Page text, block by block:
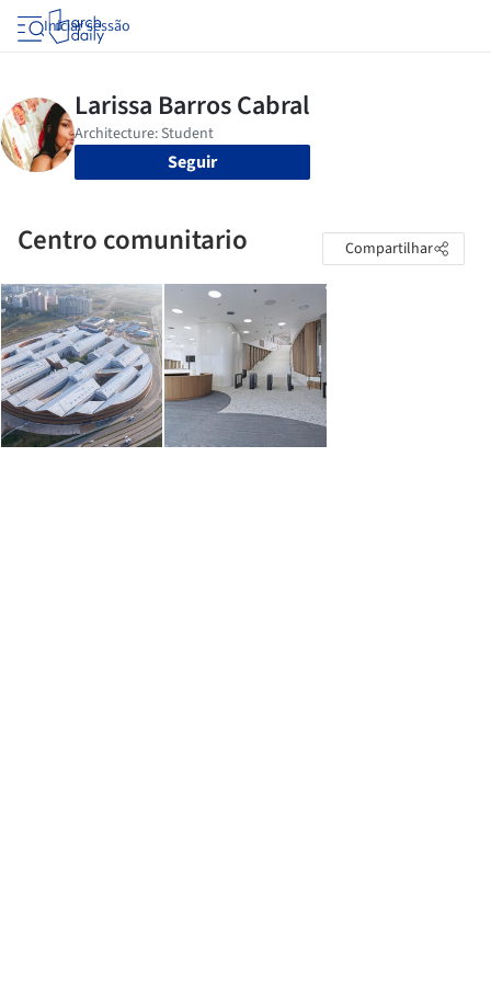
Iniciar sessão
Seguir
Centro comunitario Compartilhar